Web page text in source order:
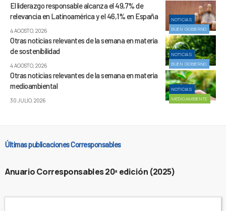
NOTICIAS
BUEN GOBIERNO
El liderazgo responsable alcanza el 49,7% de
relevancia en Latinoamérica y el 46,1% en España
4 AGOSTO, 2026
NOTICIAS
BUEN GOBIERNO
Otras noticias relevantes de la semana en materia
de sostenibilidad
4 AGOSTO, 2026
NOTICIAS
MEDIOAMBIENTE
Otras noticias relevantes de la semana en materia
medioambiental
30 JULIO, 2026
Últimas publicaciones Corresponsables
Anuario Corresponsables 20ª edición (2025)